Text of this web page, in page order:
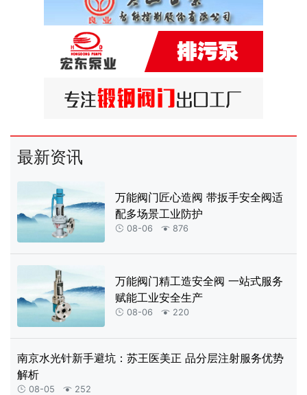
最新资讯
万能阀门匠心造阀 带扳手安全阀适
配多场景工业防护
 08-06 876
万能阀门精工造安全阀 一站式服务
赋能工业安全生产
 08-06 220
南京水光针新手避坑：苏王医美正 品分层注射服务优势
解析
 08-05  252